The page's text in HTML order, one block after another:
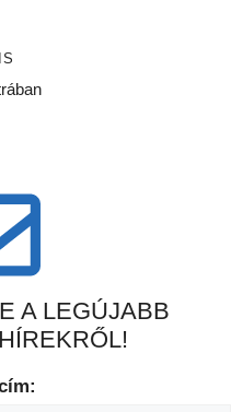
A LEGÚJABB